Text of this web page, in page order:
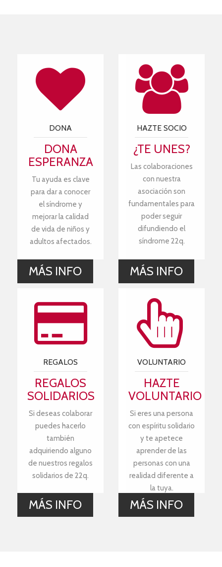
DONA
DONA
ESPERANZA
Tu ayuda es clave
para dar a conocer
el síndrome y
mejorar la calidad
de vida de niños y
adultos afectados.
MÁS INFO
HAZTE SOCIO
¿TE UNES?
Las colaboraciones
con nuestra
asociación son
fundamentales para
poder seguir
difundiendo el
síndrome 22q.
MÁS INFO
REGALOS
REGALOS
SOLIDARIOS
Si deseas colaborar
puedes hacerlo
también
adquiriendo alguno
de nuestros regalos
solidarios de 22q.
MÁS INFO
VOLUNTARIO
HAZTE
VOLUNTARIO
Si eres una persona
con espíritu solidario
y te apetece
aprender de las
personas con una
realidad diferente a
la tuya.
MÁS INFO